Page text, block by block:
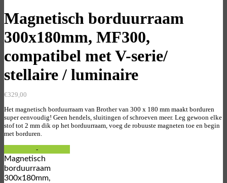
Magnetisch borduurraam
300x180mm, MF300,
compatibel met V-serie/
stellaire / luminaire
€329,00
Het magnetisch borduurraam van Brother van 300 x 180 mm maakt borduren
super eenvoudig! Geen hendels, sluitingen of schroeven meer. Leg gewoon elke
stof tot 2 mm dik op het borduurraam, voeg de robuuste magneten toe en begin
met borduren.
Magnetisch
borduurraam
300x180mm,